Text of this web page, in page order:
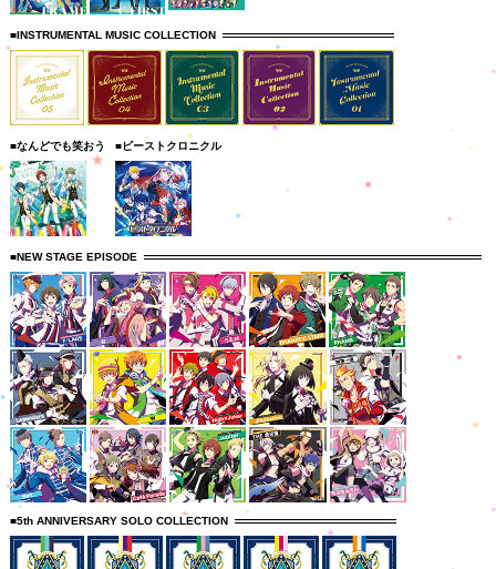
■INSTRUMENTAL MUSIC COLLECTION
■なんどでも笑おう ■ビーストクロニクル
■NEW STAGE EPISODE
■5th ANNIVERSARY SOLO COLLECTION